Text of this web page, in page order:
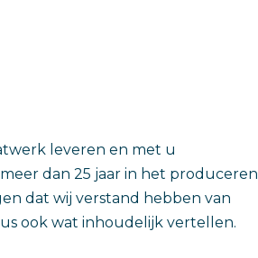
leveren en met u
dan 25 jaar in het produceren
dat wij verstand hebben van
ook wat inhoudelijk vertellen.